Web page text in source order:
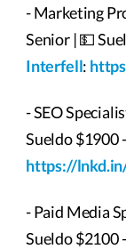
- Marketing
Senior | 💵
Interfell:
- SEO
Sueldo $1900
https://
- Paid Media
Sueldo $2100